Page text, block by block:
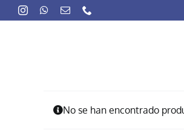
to
No se han encontrado